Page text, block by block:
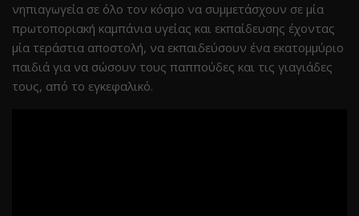
νηπιαγωγεία σε όλο τον κόσμο να συμμετάσχουν σε μία
πρωτοποριακή καμπάνια υγείας και εκπαίδευσης έχοντας
μία τεράστια αποστολή, να εκπαιδεύσουν ένα εκατομμύριο
παιδιά για να σώσουν τους παππούδες και τις γιαγιάδες
τους, από το εγκεφαλικό.